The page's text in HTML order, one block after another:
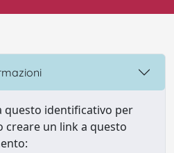
questo identificativo per
creare un link a questo